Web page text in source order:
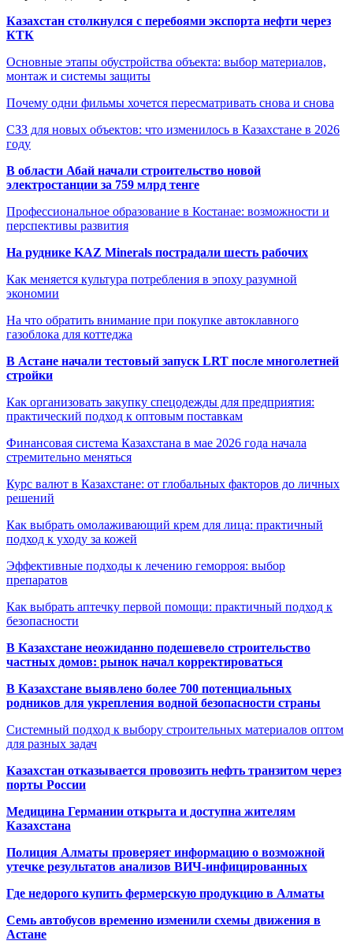
Казахстан столкнулся с перебоями экспорта нефти через
КТК
Основные этапы обустройства объекта: выбор материалов,
монтаж и системы защиты
Почему одни фильмы хочется пересматривать снова и снова
СЗЗ для новых объектов: что изменилось в Казахстане в 2026
году
В области Абай начали строительство новой
электростанции за 759 млрд тенге
Профессиональное образование в Костанае: возможности и
перспективы развития
На руднике KAZ Minerals пострадали шесть рабочих
Как меняется культура потребления в эпоху разумной
экономии
На что обратить внимание при покупке автоклавного
газоблока для коттеджа
В Астане начали тестовый запуск LRT после многолетней
стройки
Как организовать закупку спецодежды для предприятия:
практический подход к оптовым поставкам
Финансовая система Казахстана в мае 2026 года начала
стремительно меняться
Курс валют в Казахстане: от глобальных факторов до личных
решений
Как выбрать омолаживающий крем для лица: практичный
подход к уходу за кожей
Эффективные подходы к лечению геморроя: выбор
препаратов
Как выбрать аптечку первой помощи: практичный подход к
безопасности
В Казахстане неожиданно подешевело строительство
частных домов: рынок начал корректироваться
В Казахстане выявлено более 700 потенциальных
родников для укрепления водной безопасности страны
Системный подход к выбору строительных материалов оптом
для разных задач
Казахстан отказывается провозить нефть транзитом через
порты России
Медицина Германии открыта и доступна жителям
Казахстана
Полиция Алматы проверяет информацию о возможной
утечке результатов анализов ВИЧ-инфицированных
Где недорого купить фермерскую продукцию в Алматы
Семь автобусов временно изменили схемы движения в
Астане